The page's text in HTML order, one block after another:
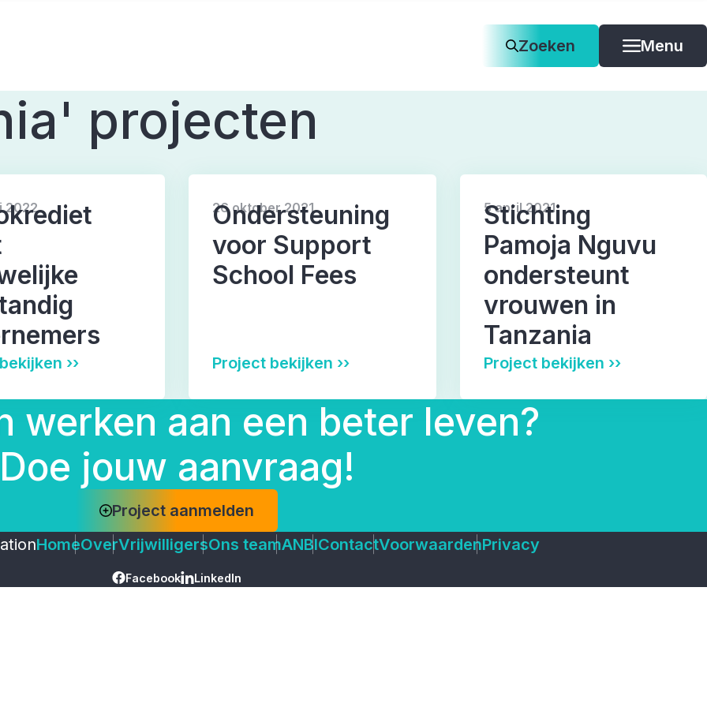
Zoeken
Menu
projecten
2022
››
26 oktober 2021
Ondersteuning
voor Support
School Fees
Project bekijken ››
Ontwikkelingshulp
5 april 2021
Stichting
Pamoja Nguvu
ondersteunt
vrouwen in
Tanzania
Project bekijken ››
werken aan een beter leven?
Doe jouw aanvraag!
Project aanmelden
HomeOverVrijwilligersOns teamANBIContactVoorwaardenPrivacy
Facebook LinkedIn